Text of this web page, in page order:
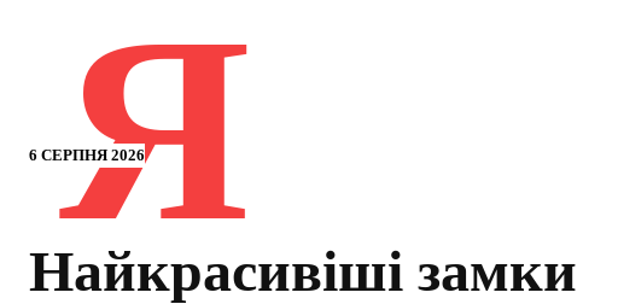
6 СЕРПНЯ 2026
Я
Найкрасивіші замки